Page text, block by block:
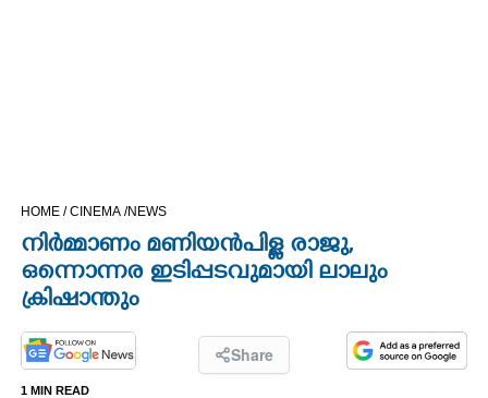
OPINION
PHOTOS
HOME /CINEMA /NEWS
നിർമ്മാണം മണിയൻപിള്ള രാജു,
ഒന്നൊന്നര ഇടിപ്പടവുമായി ലാലും
ക്രിഷാന്തും
Share
1 MIN READ